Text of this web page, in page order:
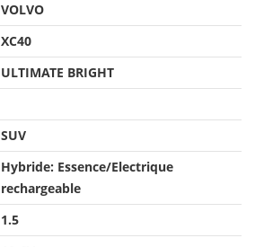
VOLVO
XC40
ULTIMATE BRIGHT
SUV
Hybride: Essence/Electrique
rechargeable
1.5